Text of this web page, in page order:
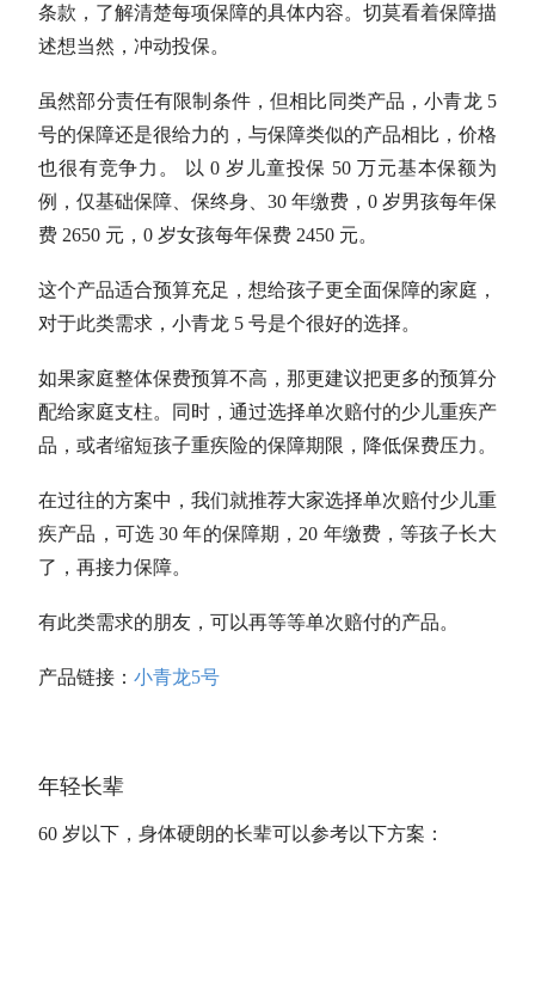
条款，了解清楚每项保障的具体内容。切莫看着保障描
述想当然，冲动投保。
虽然部分责任有限制条件，但相比同类产品，小青龙 5
号的保障还是很给力的，与保障类似的产品相比，价格
也很有竞争力。 以 0 岁儿童投保 50 万元基本保额为
例，仅基础保障、保终身、30 年缴费，0 岁男孩每年保
费 2650 元，0 岁女孩每年保费 2450 元。
这个产品适合预算充足，想给孩子更全面保障的家庭，
对于此类需求，小青龙 5 号是个很好的选择。
如果家庭整体保费预算不高，那更建议把更多的预算分
配给家庭支柱。同时，通过选择单次赔付的少儿重疾产
品，或者缩短孩子重疾险的保障期限，降低保费压力。
在过往的方案中，我们就推荐大家选择单次赔付少儿重
疾产品，可选 30 年的保障期，20 年缴费，等孩子长大
了，再接力保障。
有此类需求的朋友，可以再等等单次赔付的产品。
产品链接： 小青龙5号
年轻长辈
60 岁以下，身体硬朗的长辈可以参考以下方案：